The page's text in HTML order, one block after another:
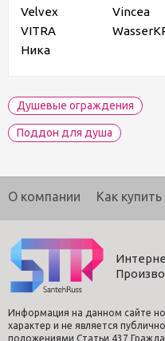
Velvex
Vincea
VITRA
Ника
Душевые ограждения
Поддон для душа
О компании Как купить
Информация на данном сайте
характер и не является
положениями Статьи 437